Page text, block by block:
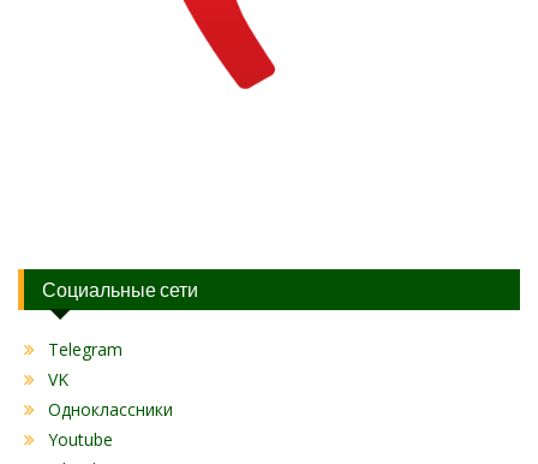
Социальные сети
Telegram
VK
Одноклассники
Youtube